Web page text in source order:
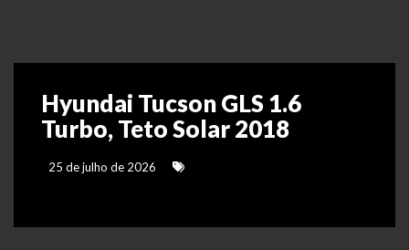
Hyundai Tucson GLS 1.6
Turbo, Teto Solar 2018
25 de julho de 2026